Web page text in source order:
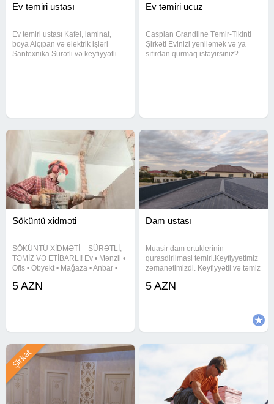
Ev təmiri ustası
Ev təmiri ustası Kafel, laminat,
boya Alçıpan və elektrik işləri
Santexnika Sürətli və keyfiyyətli
Ev təmiri ucuz
Caspian Grandline Təmir-Tikinti
Şirkəti Evinizi yeniləmək və ya
sıfırdan qurmaq istəyirsiniz?
Söküntü xidməti
SÖKÜNTÜ XİDMƏTİ – SÜRƏTLİ,
TƏMİZ VƏ ETİBARLI! Ev • Mənzil •
Ofis • Obyekt • Mağaza • Anbar •
arakəsmələrin sökülməsi Kafel,
5 AZN
Dam ustası
Muasir dam ortuklerinin
qurasdirilmasi temiri.Keyfiyyətimiz
zəmanətimizdi. Keyfiyyətli və təmiz
bilərsiniz.Azerbaycanin her bir
5 AZN
Şirkət